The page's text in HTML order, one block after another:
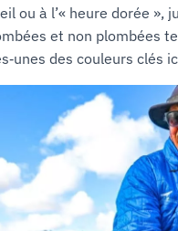
ou à l’« heure dorée »,
et non plombées
des couleurs clés